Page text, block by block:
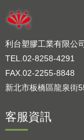
利台塑膠工業有限公司
TEL.02-8258-4291
FAX.02-2255-8848
新北市板橋區龍泉街
客服資訊